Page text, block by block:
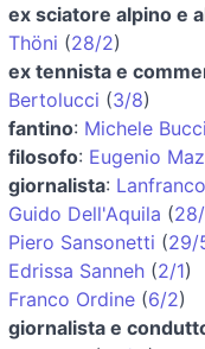
ex sciatore alpino e
Thöni (28/2)
ex tennista e
Bertolucci (3/8)
fantino: Michele Bucci
filosofo: Eugenio
giornalista:
Guido Dell'Aquila (
Piero Sansonetti (29/
Edrissa Sanneh (2/1)
Franco Ordine (6/2)
giornalista e